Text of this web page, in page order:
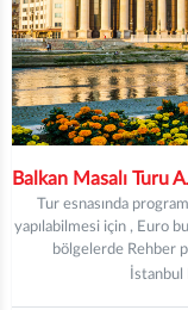
Tur esnasında
yapılabilmesi için , Euro
bölgelerde Rehber
İstanbul